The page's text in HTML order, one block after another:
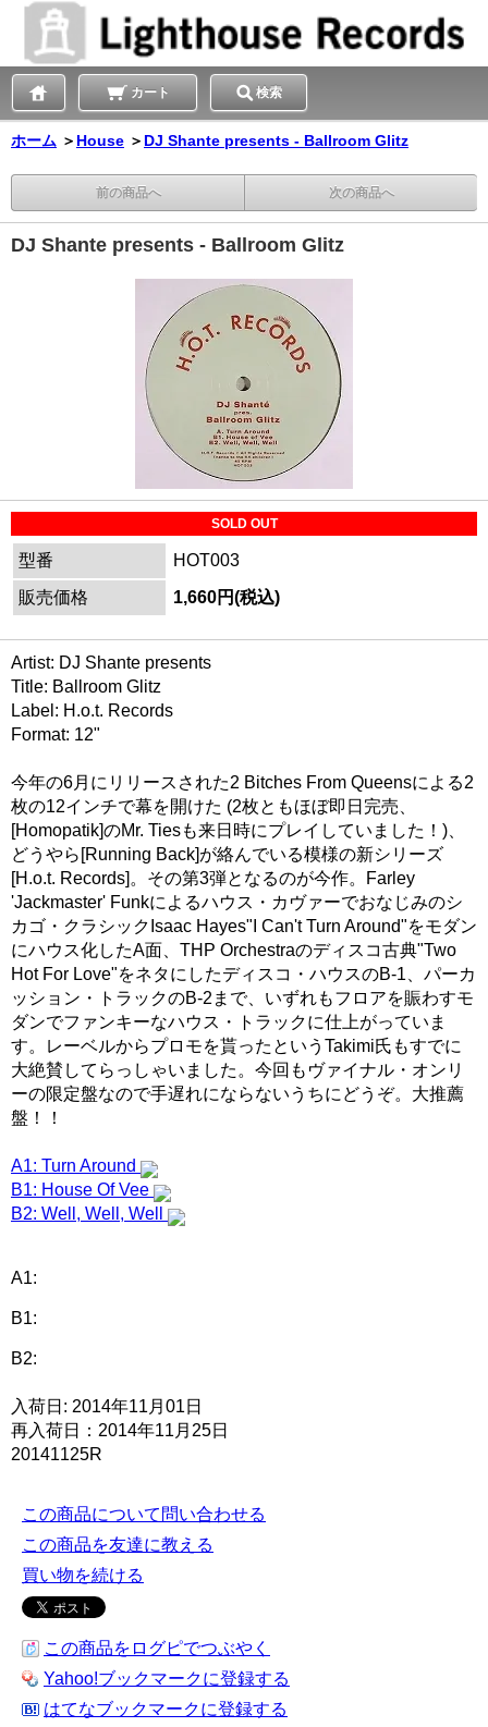
カート 検索
ホーム ＞ House ＞ DJ Shante presents - Ballroom Glitz
前の商品へ 次の商品へ
DJ Shante presents - Ballroom Glitz
SOLD OUT
型番
HOT003
販売価格
1,660円(税込)
Artist: DJ Shante presents
Title: Ballroom Glitz
Label: H.o.t. Records
Format: 12"
今年の6月にリリースされた2 Bitches From Queensによる2
枚の12インチで幕を開けた (2枚ともほぼ即日完売、
[Homopatik]のMr. Tiesも来日時にプレイしていました！)、
どうやら[Running Back]が絡んでいる模様の新シリーズ
[H.o.t. Records]。その第3弾となるのが今作。Farley
'Jackmaster' Funkによるハウス・カヴァーでおなじみのシ
カゴ・クラシックIsaac Hayes"I Can't Turn Around"をモダン
にハウス化したA面、THP Orchestraのディスコ古典"Two
Hot For Love"をネタにしたディスコ・ハウスのB-1、パーカ
ッション・トラックのB-2まで、いずれもフロアを賑わすモ
ダンでファンキーなハウス・トラックに仕上がっていま
す。レーベルからプロモを貰ったというTakimi氏もすでに
大絶賛してらっしゃいました。今回もヴァイナル・オンリ
ーの限定盤なので手遅れにならないうちにどうぞ。大推薦
盤！！
A1: Turn Around
B1: House Of Vee
B2: Well, Well, Well
A1:
B1:
B2:
入荷日: 2014年11月01日
再入荷日：2014年11月25日
20141125R
この商品について問い合わせる
この商品を友達に教える
買い物を続ける
この商品をログピでつぶやく
Yahoo!ブックマークに登録する
はてなブックマークに登録する